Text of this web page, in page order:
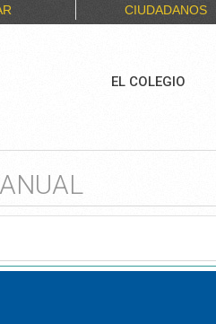
CIUDADANOS
EL COLEGIO